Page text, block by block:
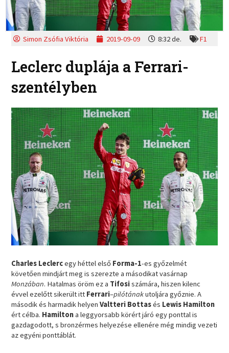
Simon Zsófia Viktória 2019-09-09 8:32 de. F1
Leclerc duplája a Ferrari-
szentélyben
Charles Leclercegy héttel első Forma-1-es győzelmét
követően mindjárt meg is szerezte a másodikat vasárnap
Monzában. Hatalmas öröm ez a Tifosiszámára, hiszen kilenc
évvel ezelőtt sikerült itt Ferrari–pilótánakutoljára győznie. A
második és harmadik helyenValtteri Bottasés Lewis Hamilton
ért célba. Hamiltona leggyorsabb körért járó egy ponttal is
gazdagodott, s bronzérmes helyezése ellenére még mindig vezeti
az egyéni ponttáblát.